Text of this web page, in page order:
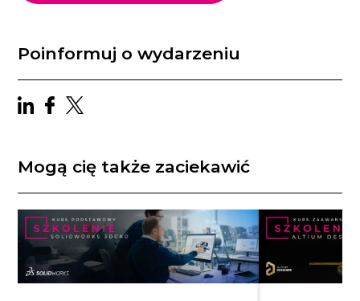
Poinformuj o wydarzeniu
Mogą cię także zaciekawić